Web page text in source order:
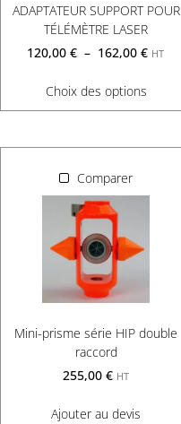
ADAPTATEUR SUPPORT POUR
TÉLÉMÈTRE LASER
120,00€ – 162,00€ HT
Choix des options
Comparer
Mini-prisme série HIP double
raccord
255,00 € HT
Ajouter au devis